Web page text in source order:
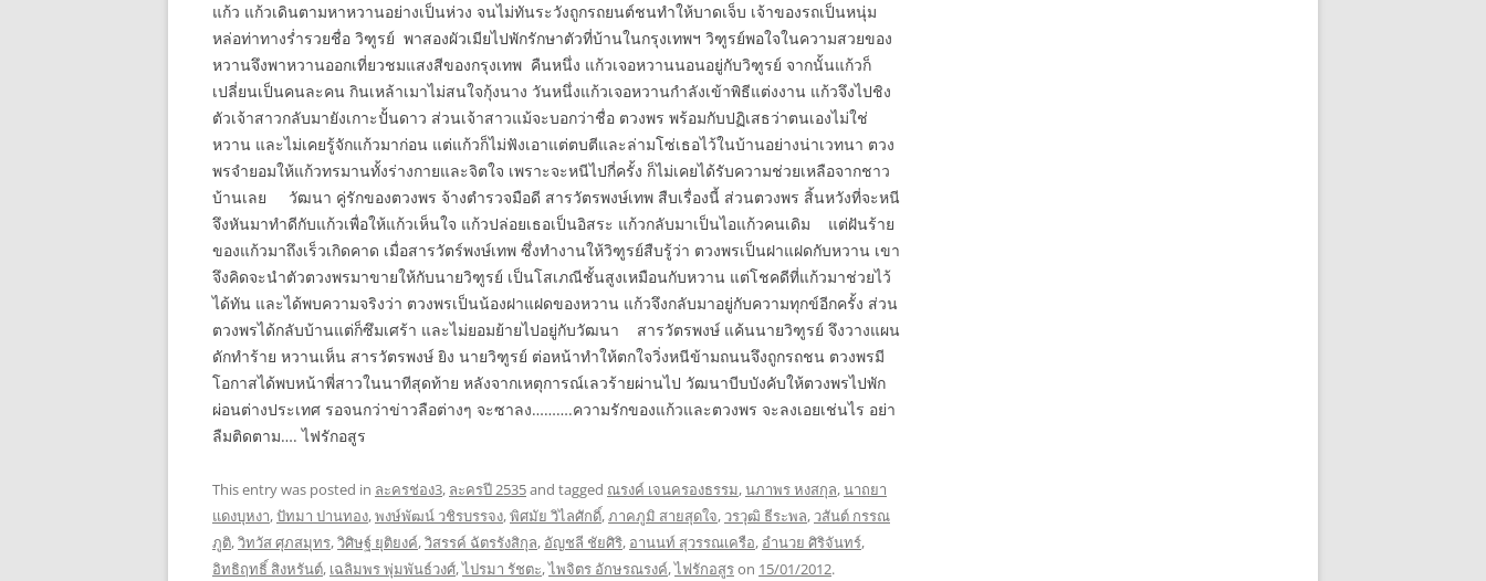
แก้ว แก้วเดินตามหาหวานอย่างเป็นห่วง จนไม่ทันระวังถูกรถยนต์ชนทำให้บาดเจ็บ เจ้าของรถเป็นหนุ่ม
หล่อท่าทางร่ำรวยชื่อ วิฑูรย์ พาสองผัวเมียไปพักรักษาตัวที่บ้านในกรุงเทพฯ วิฑูรย์พอใจในความสวยของ
หวานจึงพาหวานออกเที่ยวชมแสงสีของกรุงเทพ คืนหนึ่ง แก้วเจอหวานนอนอยู่กับวิฑูรย์ จากนั้นแก้วก็
เปลี่ยนเป็นคนละคน กินเหล้าเมาไม่สนใจกุ้งนาง วันหนึ่งแก้วเจอหวานกำลังเข้าพิธีแต่งงาน แก้วจึงไปชิง
ตัวเจ้าสาวกลับมายังเกาะปั้นดาว ส่วนเจ้าสาวแม้จะบอกว่าชื่อ ตวงพร พร้อมกับปฏิเสธว่าตนเองไม่ใช่
หวาน และไม่เคยรู้จักแก้วมาก่อน แต่แก้วก็ไม่ฟังเอาแต่ตบตีและล่ามโซ่เธอไว้ในบ้านอย่างน่าเวทนา ตวง
พรจำยอมให้แก้วทรมานทั้งร่างกายและจิตใจ เพราะจะหนีไปกี่ครั้ง ก็ไม่เคยได้รับความช่วยเหลือจากชาว
บ้านเลย วัฒนา คู่รักของตวงพร จ้างตำรวจมือดี สารวัตรพงษ์เทพ สืบเรื่องนี้ ส่วนตวงพร สิ้นหวังที่จะหนี
จึงหันมาทำดีกับแก้วเพื่อให้แก้วเห็นใจ แก้วปล่อยเธอเป็นอิสระ แก้วกลับมาเป็นไอแก้วคนเดิม แต่ฝันร้าย
ของแก้วมาถึงเร็วเกิดคาด เมื่อสารวัตร์พงษ์เทพ ซึ่งทำงานให้วิฑูรย์สืบรู้ว่า ตวงพรเป็นฝาแฝดกับหวาน เขา
จึงคิดจะนำตัวตวงพรมาขายให้กับนายวิฑูรย์ เป็นโสเภณีชั้นสูงเหมือนกับหวาน แต่โชคดีที่แก้วมาช่วยไว้
ได้ทัน และได้พบความจริงว่า ตวงพรเป็นน้องฝาแฝดของหวาน แก้วจึงกลับมาอยู่กับความทุกข์อีกครั้ง ส่วน
ตวงพรได้กลับบ้านแต่ก็ซึมเศร้า และไม่ยอมย้ายไปอยู่กับวัฒนา สารวัตรพงษ์ แค้นนายวิฑูรย์ จึงวางแผน
ดักทำร้าย หวานเห็น สารวัตรพงษ์ ยิง นายวิฑูรย์ ต่อหน้าทำให้ตกใจวิ่งหนีข้ามถนนจึงถูกรถชน ตวงพรมี
โอกาสได้พบหน้าพี่สาวในนาทีสุดท้าย หลังจากเหตุการณ์เลวร้ายผ่านไป วัฒนาบีบบังคับให้ตวงพรไปพัก
ผ่อนต่างประเทศ รอจนกว่าข่าวลือต่างๆ จะซาลง……….ความรักของแก้วและตวงพร จะลงเอยเช่นไร อย่า
ลืมติดตาม…. ไฟรักอสูร
This entry was posted in ละครช่อง3, ละครปี 2535and tagged ณรงค์ เจนครองธรรม,นภาพร หงสกุล,นาถยา
แดงบุหงา,ปัทมา ปานทอง,พงษ์พัฒน์ วชิรบรรจง,พิศมัย วิไลศักดิ์,ภาคภูมิ สายสุดใจ, วรวุฒิ ธีระพล, วสันต์ กรรณ
ภูติ,วิทวัส ศุภสมุทร,วิศิษฐ์ ยุติยงค์,วิสรรค์ ฉัตรรังสิกุล, อัญชลี ชัยศิริ, อานนท์ สุวรรณเครือ, อำนวย ศิริจันทร์,
อิทธิฤทธิ์ สิงหรันต์, เฉลิมพร พุ่มพันธ์วงศ์,ไปรมา รัชตะ,ไพจิตร อักษรณรงค์,ไฟรักอสูรon 15/01/2012.